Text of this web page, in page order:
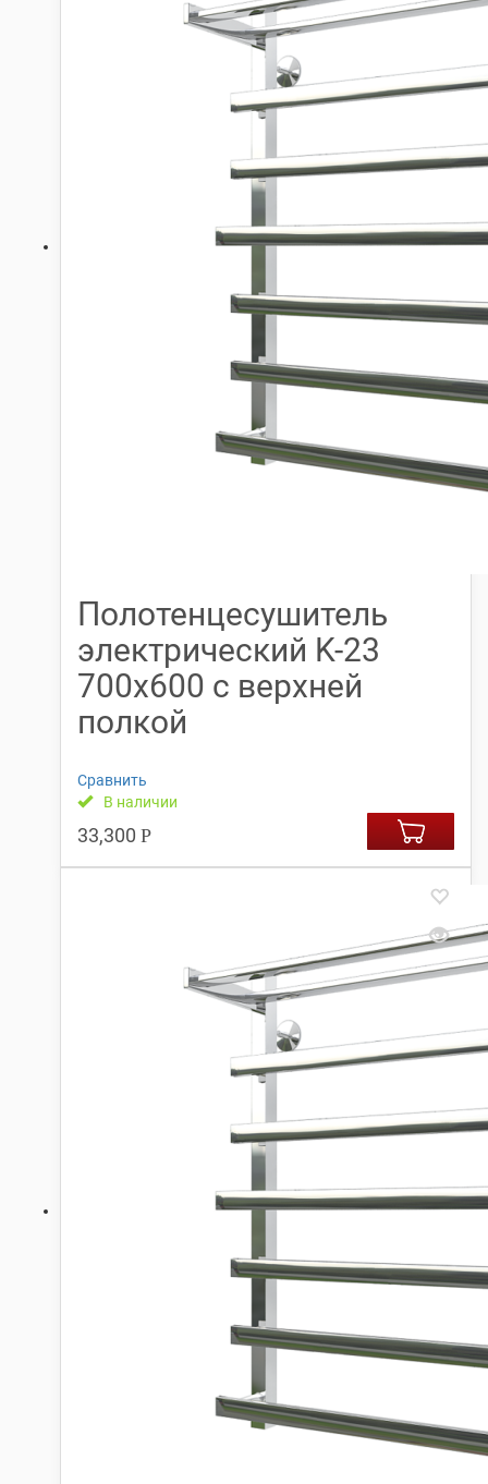
Полотенцесушитель
электрический K-23
700х600 с верхней
полкой
Сравнить
В наличии
33,300 Р